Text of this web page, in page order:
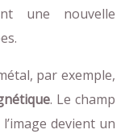
une nouvelle
par exemple,
. Le champ
devient un